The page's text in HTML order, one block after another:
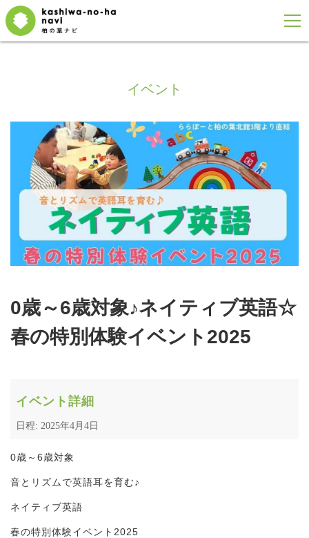
イベント
0歳～6歳対象♪ネイティブ英語☆
春の特別体験イベント2025
イベント詳細
日程: 2025年4月4日
0歳～6歳対象
音とリズムで英語耳を育む♪
ネイティブ英語
春の特別体験イベント2025